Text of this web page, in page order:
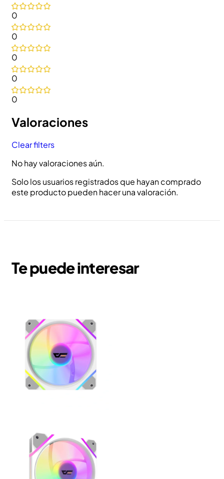
0
0
0
0
0
Valoraciones
Clear filters
No hay valoraciones aún.
Solo los usuarios registrados que hayan comprado
este producto pueden hacer una valoración.
Te puede interesar